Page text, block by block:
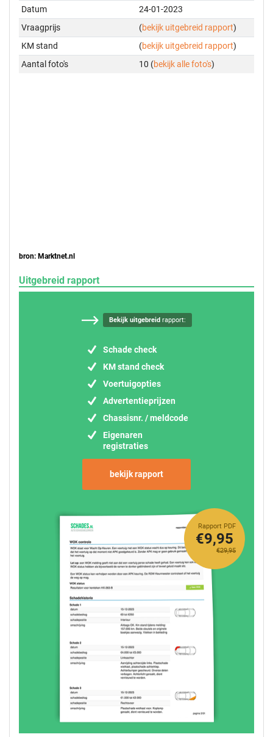
Datum
24-01-2023
Vraagprijs
(bekijk uitgebreid rapport)
KM stand
(bekijk uitgebreid rapport)
Aantal foto's
10 (bekijk alle foto's)
bron: Marktnet.nl
Uitgebreid rapport
Bekijk uitgebreidrapport:
Schade check
KM stand check
Voertuigopties
Advertentieprijzen
Chassisnr. / meldcode
Eigenaren
registraties
bekijk rapport
Rapport PDF
€29,95
€9,95